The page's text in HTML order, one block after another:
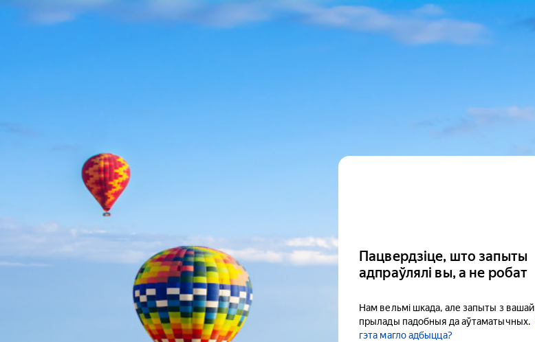
Пацвердзіце, што запыты
адпраўлялі вы, а не робат
Нам вельмі шкада, але запыты з вашай
прылады падобныя да аўтаматычных.
гэта магло адбыцца?